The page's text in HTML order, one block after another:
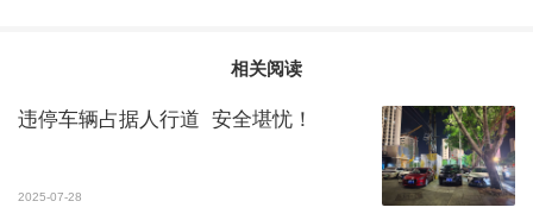
相关阅读
违停车辆占据人行道 安全堪忧！
2025-07-28